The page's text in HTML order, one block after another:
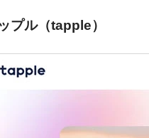
プル（tapple）